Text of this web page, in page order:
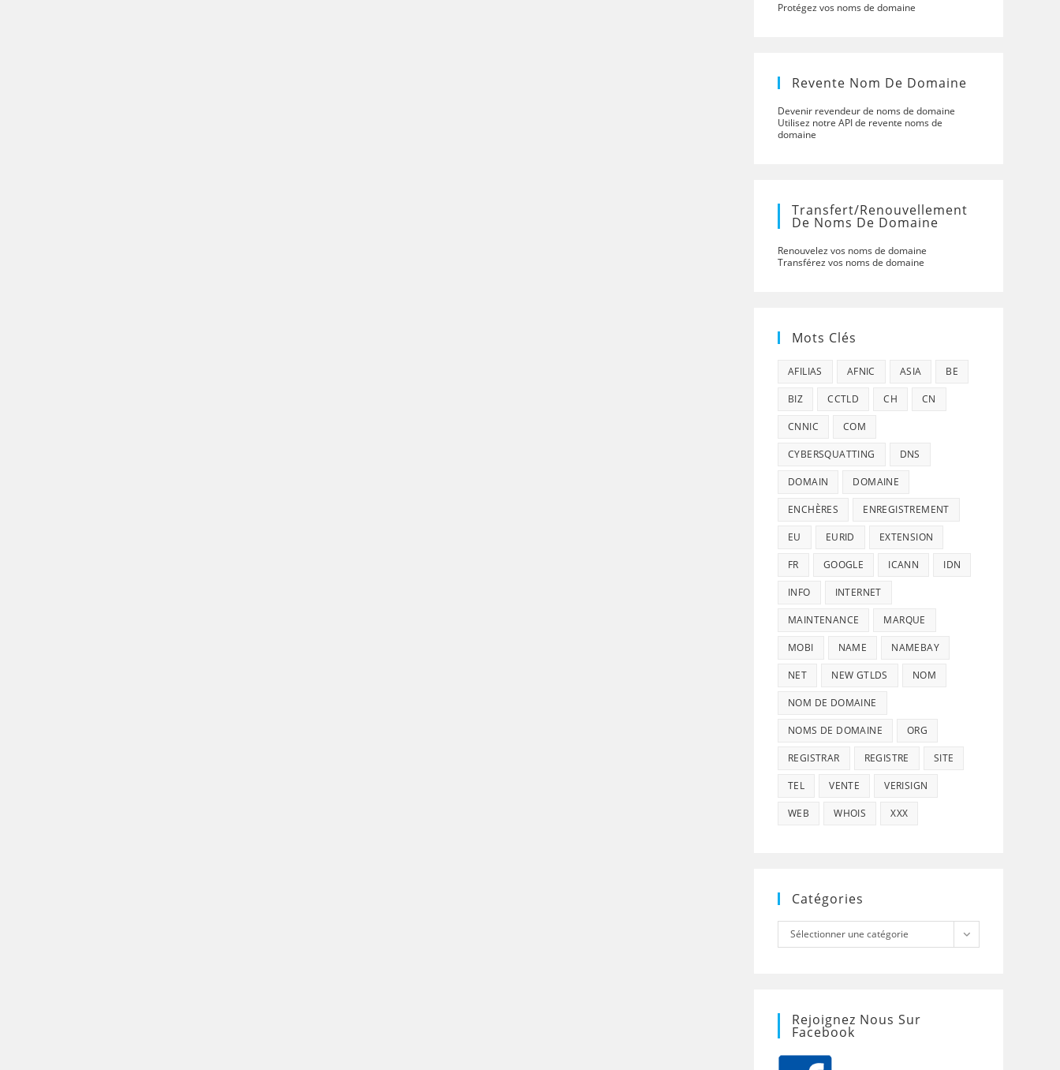
Protégez vos noms de domaine
Revente Nom De Domaine
Devenir revendeur de noms de domaine
Utilisez notre API de revente noms de
domaine
Transfert/renouvellement
De Noms De Domaine
Renouvelez vos noms de domaine
Transférez vos noms de domaine
Mots Clés
AFILIAS AFNIC ASIA BE
BIZ CCTLD CH CN
CNNIC COM
CYBERSQUATTING DNS
DOMAIN DOMAINE
ENCHÈRES ENREGISTREMENT
EU EURID EXTENSION
FR GOOGLE ICANN IDN
INFO INTERNET
MAINTENANCE MARQUE
MOBI NAME NAMEBAY
NET NEW GTLDS NOM
NOM DE DOMAINE
NOMS DE DOMAINE ORG
REGISTRAR REGISTRE SITE
TEL VENTE VERISIGN
WEB WHOIS XXX
Catégories
Catégories
Sélectionner une catégorie
Rejoignez Nous Sur
Facebook